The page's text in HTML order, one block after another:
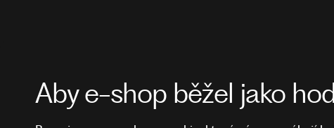
Aby e-shop běžel jako